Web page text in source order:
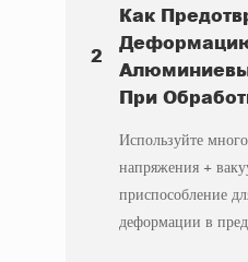
2
Как
При
Используйте
напряжения +
приспособление
деформации в